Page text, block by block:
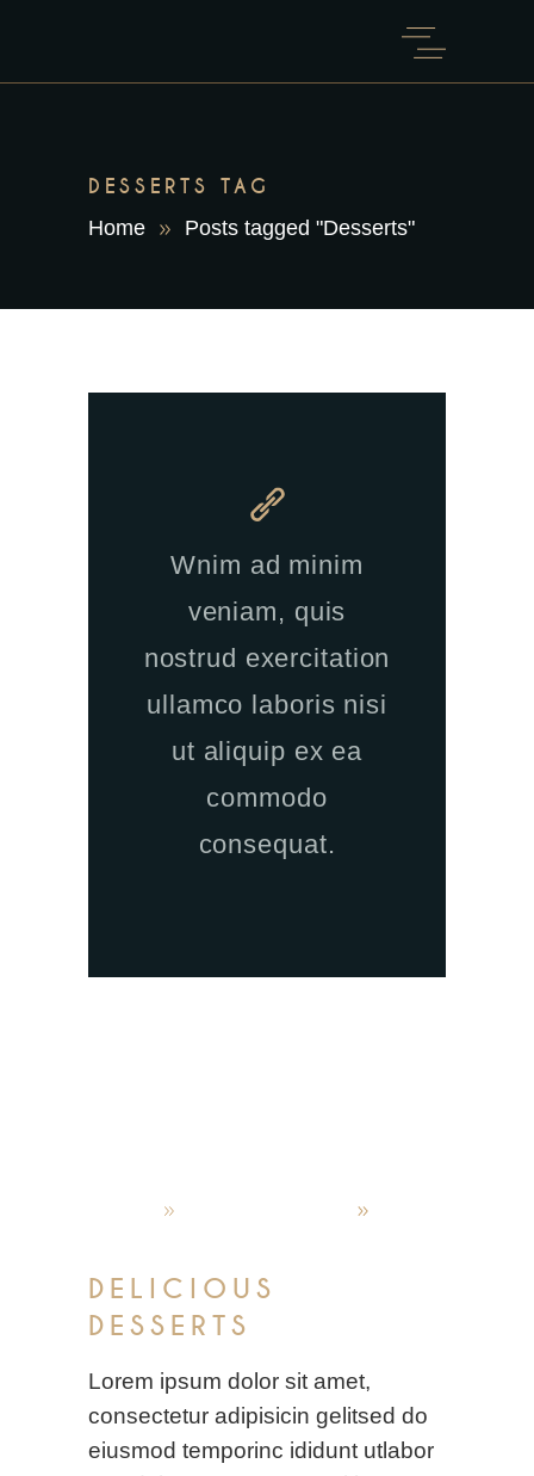
DESSERTS TAG
Home Posts tagged "Desserts"
Wnim ad minim
veniam, quis
nostrud exercitation
ullamco laboris nisi
ut aliquip ex ea
commodo
consequat.
DELICIOUS
DESSERTS
Lorem ipsum dolor sit amet,
consectetur adipisicin gelitsed do
eiusmod temporinc ididunt utlabor